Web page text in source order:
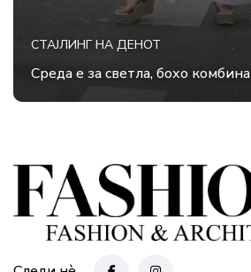
СТАЈЛИНГ НА ДЕНОТ
Среда е за светла, бохо